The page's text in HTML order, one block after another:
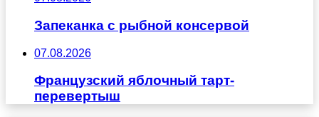
Запеканка с рыбной консервой
07.08.2026
Французский яблочный тарт-
перевертыш